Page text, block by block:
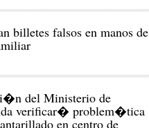
billetes falsos en manos de
del Ministerio de
verificar� problem�tica
en centro de